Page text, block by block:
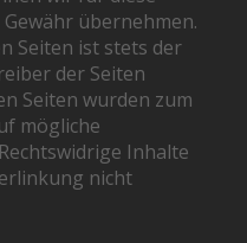
übernehmen.
Seiten ist stets der
der Seiten
Seiten wurden zum
mögliche
Inhalte
nicht